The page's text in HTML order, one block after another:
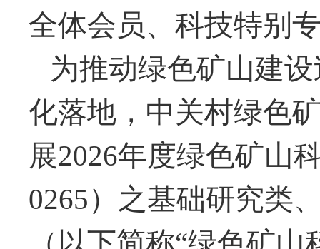
全体会员、科技特别
为推动绿色矿山建
化落地，中关村绿色
展2026年度绿色矿山
0265）之基础研究类